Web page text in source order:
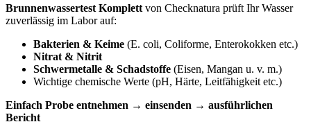
Brunnenwassertest Komplett von Checknatura prüft Ihr Wasser
zuverlässig im Labor auf:
Bakterien & Keime (E. coli, Coliforme, Enterokokken etc.)
Nitrat & Nitrit
Schwermetalle & Schadstoffe (Eisen, Mangan u. v. m.)
Wichtige chemische Werte (pH, Härte, Leitfähigkeit etc.)
Einfach Probe entnehmen → einsenden → ausführlichen
Bericht